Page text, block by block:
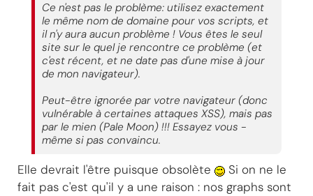
Ce n'est pas le problème: utilisez exactement
le même nom de domaine pour vos scripts, et
il n'y aura aucun problème ! Vous êtes le seul
site sur le quel je rencontre ce problème (et
c'est récent, et ne date pas d'une mise à jour
de mon navigateur).
Peut-être ignorée par votre navigateur (donc
vulnérable à certaines attaques XSS), mais pas
par le mien (Pale Moon) !!! Essayez vous -
même si pas convaincu.
Elle devrait l'être puisque obsolète
Si on ne le
fait pas c'est qu'il y a une raison : nos graphs sont